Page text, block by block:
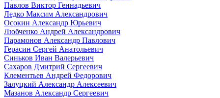
Павлов Виктор Геннадьевич
Ледко Максим Александрович
Осокин Александр Юрьевич
Любченко Андрей Александрович
Парамонов Александр Павлович
Герасин Сергей Анатольевич
Синьков Иван Валерьевич
Сахаров Дмитрий Сергеевич
Клементьев Андрей Федорович
Залуцкий Александр Алексеевич
Мазанов Александр Сергеевич